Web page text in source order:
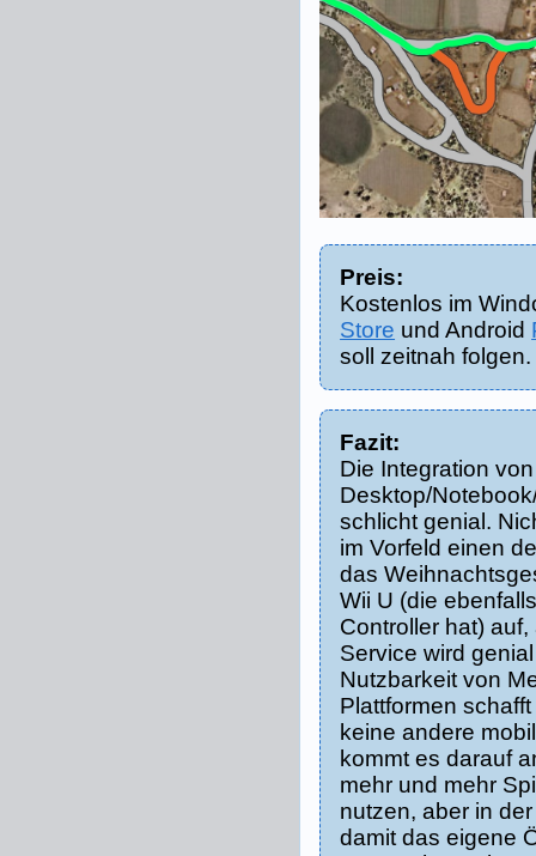
Preis:
Kostenlos im
Store und Android
soll zeitnah folgen.
Fazit:
Die Integration
Desktop/
schlicht genial.
im Vorfeld einen
das
Wii U (die
Controller hat)
Service wird
Nutzbarkeit von
Plattformen
keine andere
kommt es darauf
mehr und mehr
nutzen, aber in
damit das eigene